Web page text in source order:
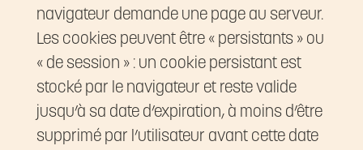
navigateur demande une page au serveur.
Les cookies peuvent être « persistants » ou
« de session » : un cookie persistant est
stocké par le navigateur et reste valide
jusqu’à sa date d’expiration, à moins d’être
supprimé par l’utilisateur avant cette date